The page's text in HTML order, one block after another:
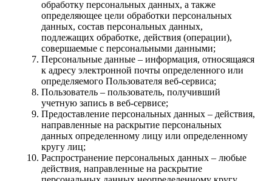
обработку персональных данных, а также
определяющее цели обработки персональных
данных, состав персональных данных,
подлежащих обработке, действия (операции),
совершаемые с персональными данными;
Персональные данные – информация, относящаяся
к адресу электронной почты определенного или
определяемого Пользователя веб-сервиса;
Пользователь – пользователь, получивший
учетную запись в веб-сервисе;
Предоставление персональных данных – действия,
направленные на раскрытие персональных
данных определенному лицу или определенному
кругу лиц;
Распространение персональных данных – любые
действия, направленные на раскрытие